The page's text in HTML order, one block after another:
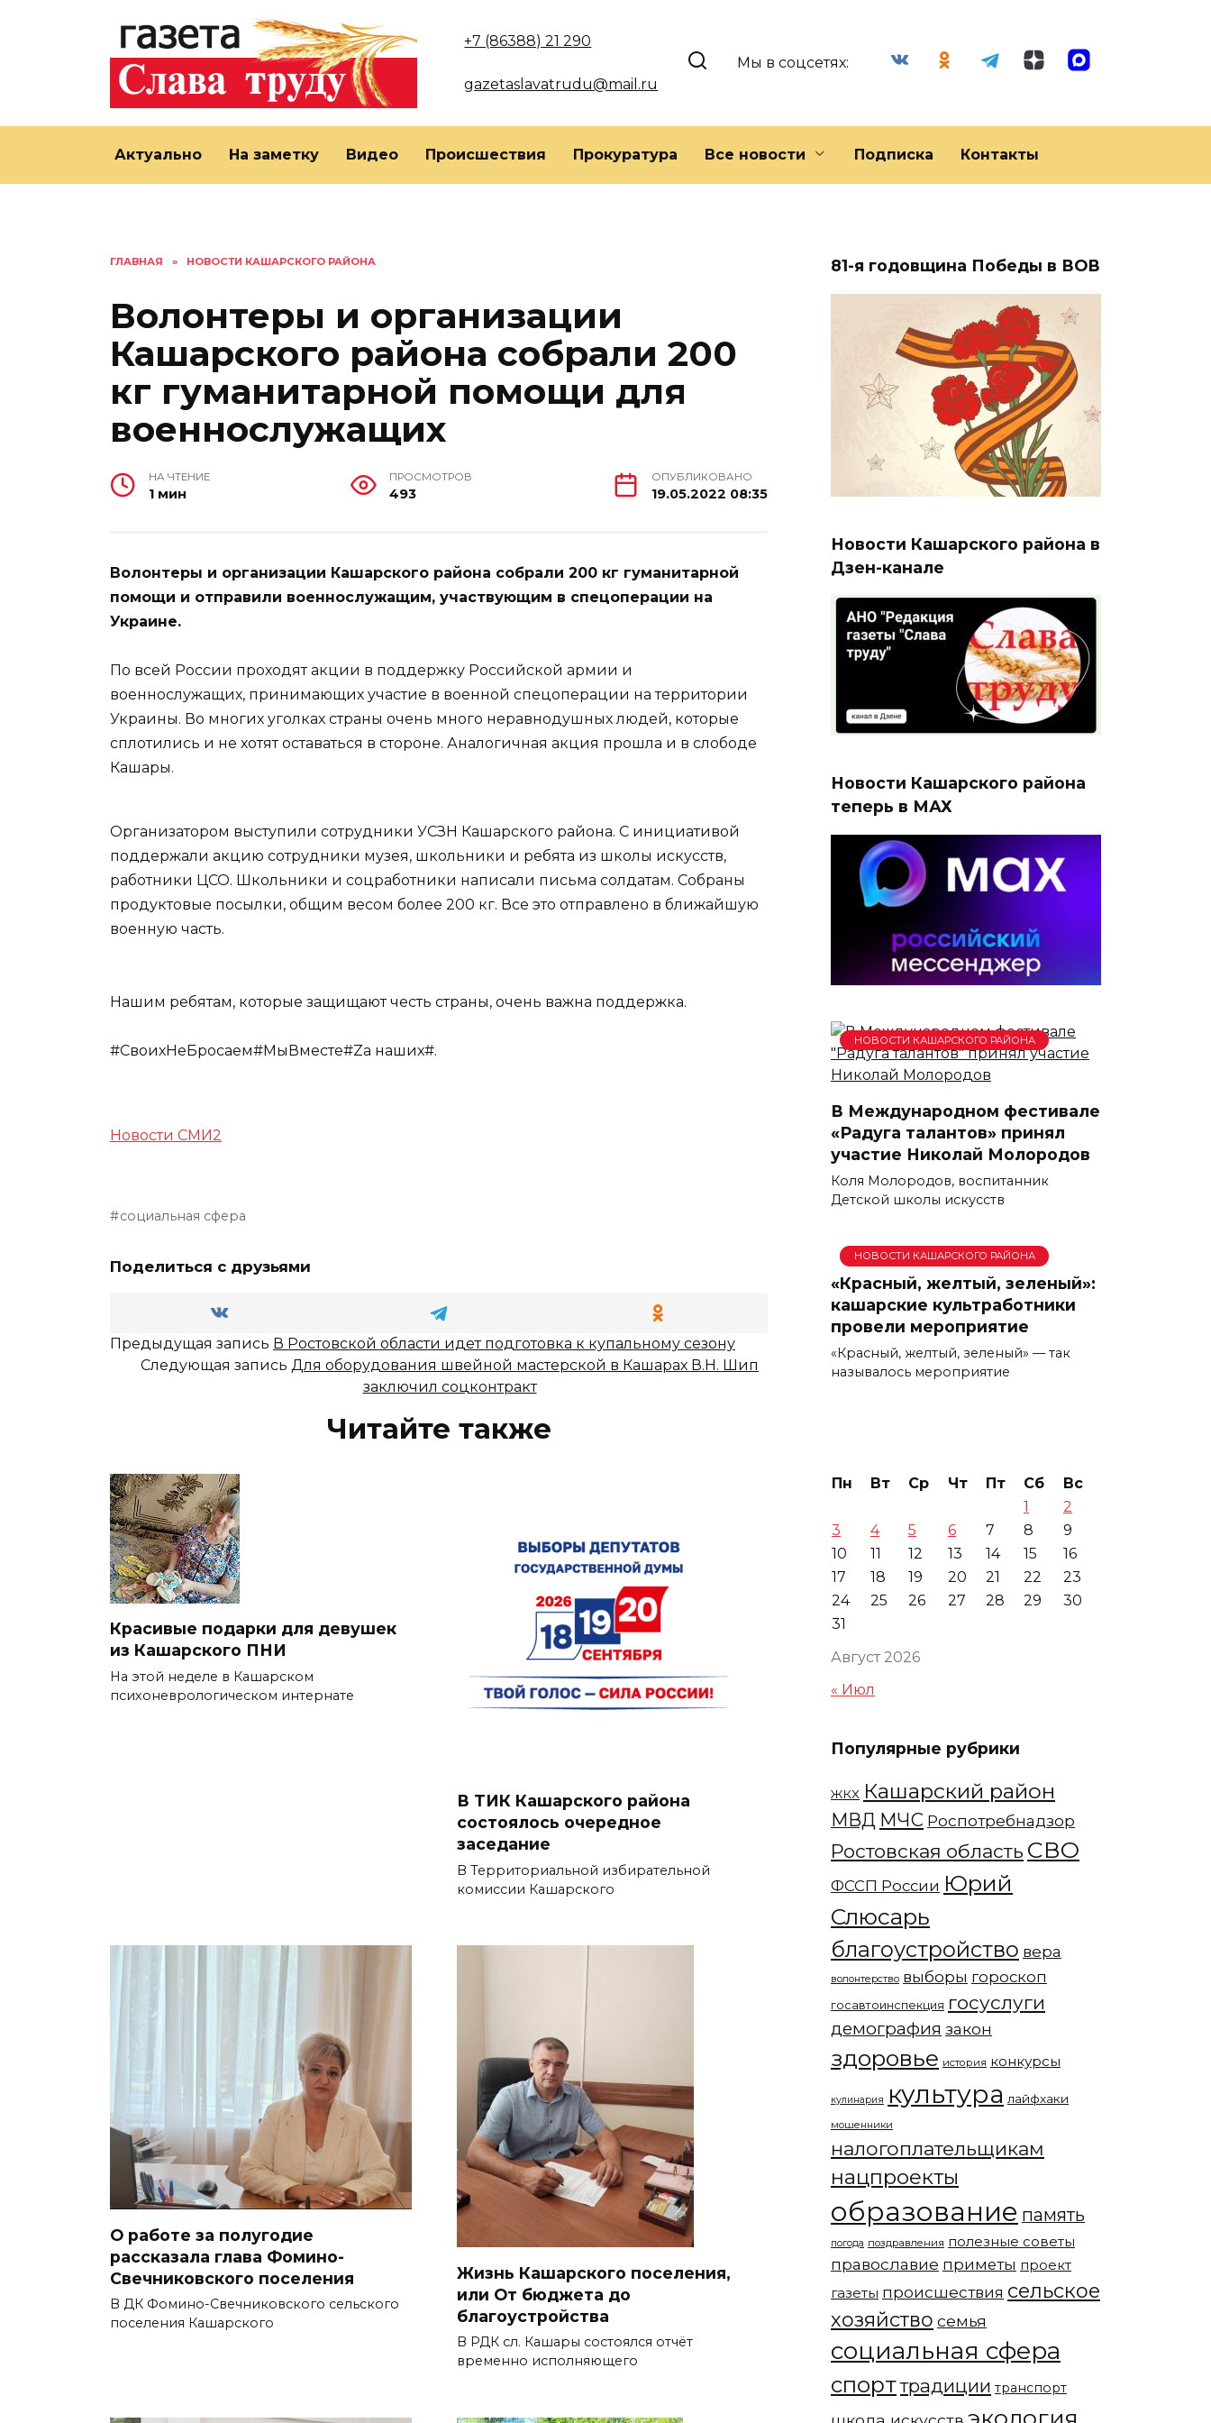
+7 (86388) 21 290
gazetaslavatrudu@mail.ru
Мы в соцсетях:
Актуально На заметку Видео Происшествия Прокуратура Все новости Подписка Контакты
ГЛАВНАЯ » НОВОСТИ КАШАРСКОГО РАЙОНА
Волонтеры и организации
Кашарского района собрали 200
кг гуманитарной помощи для
военнослужащих
НА ЧТЕНИЕ
1 мин
ПРОСМОТРОВ
493
ОПУБЛИКОВАНО
19.05.2022 08:35
Волонтеры и организации Кашарского района собрали 200 кг гуманитарной
помощи и отправили военнослужащим, участвующим в спецоперации на
Украине.
По всей России проходят акции в поддержку Российской армии и
военнослужащих, принимающих участие в военной спецоперации на территории
Украины. Во многих уголках страны очень много неравнодушных людей, которые
сплотились и не хотят оставаться в стороне. Аналогичная акция прошла и в слободе
Кашары.
Организатором выступили сотрудники УСЗН Кашарского района. С инициативой
поддержали акцию сотрудники музея, школьники и ребята из школы искусств,
работники ЦСО. Школьники и соцработники написали письма солдатам. Собраны
продуктовые посылки, общим весом более 200 кг. Все это отправлено в ближайшую
военную часть.
Нашим ребятам, которые защищают честь страны, очень важна поддержка.
#СвоихНеБросаем#МыВместе#Zа наших#.
Новости СМИ2
социальная сфера
Поделиться с друзьями
Предыдущая запись В Ростовской области идет подготовка к купальному сезону
Следующая запись Для оборудования швейной мастерской в Кашарах В.Н. Шип
заключил соцконтракт
Читайте также
Красивые подарки для девушек
из Кашарского ПНИ
На этой неделе в Кашарском
психоневрологическом интернате
В ТИК Кашарского района
состоялось очередное
заседание
В Территориальной избирательной
комиссии Кашарского
О работе за полугодие
рассказала глава Фомино-
Свечниковского поселения
В ДК Фомино-Свечниковского сельского
поселения Кашарского
Жизнь Кашарского поселения,
или От бюджета до
благоустройства
В РДК сл. Кашары состоялся отчёт
временно исполняющего
81-я годовщина Победы в ВОВ
Новости Кашарского района в
Дзен-канале
Новости Кашарского района
теперь в МАХ
НОВОСТИ КАШАРСКОГО РАЙОНА
В Международном фестивале
«Радуга талантов» принял
участие Николай Молородов
Коля Молородов, воспитанник
Детской школы искусств
НОВОСТИ КАШАРСКОГО РАЙОНА
«Красный, желтый, зеленый»:
кашарские культработники
провели мероприятие
«Красный, желтый, зеленый» — так
называлось мероприятие
Август 2026
Пн Вт Ср Чт Пт Сб
Вс
1
2
3
4 5 6 7 8
9
10
11 12 13 14 15
16
17
18 19 20 21 22
23
24
25 26 27 28 29
30
31
« Июл
Популярные рубрики
ЖКХ Кашарский район
МВД МЧС Роспотребнадзор
Ростовская область СВО
ФССП России Юрий
Слюсарь
благоустройство вера
волонтерство выборы гороскоп
госавтоинспекция госуслуги
демография закон
здоровье история конкурсы
кулинария культура лайфхаки
мошенники
налогоплательщикам
нацпроекты
образование память
погода поздравления полезные советы
православие приметы проект
газеты происшествия сельское
хозяйство семья
социальная сфера
спорттрадиции транспорт